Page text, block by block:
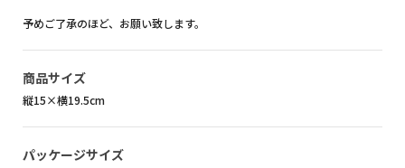
予めご了承のほど、お願い致します。
商品サイズ
縦15×横19.5cm
パッケージサイズ